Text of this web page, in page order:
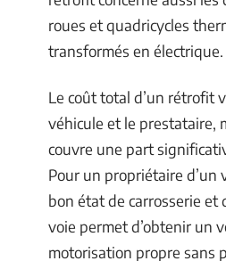
roues et quadricycles
transformés en électrique.
Le coût total d’un rétrofit
véhicule et le prestataire,
couvre une part
Pour un propriétaire d’un
bon état de carrosserie et
voie permet d’obtenir un
motorisation propre sans